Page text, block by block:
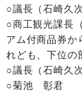
○議長（石崎久
○商工観光課長
アム付商品券か
れども、下位の
○議長（石崎
○菊池 彰君 分